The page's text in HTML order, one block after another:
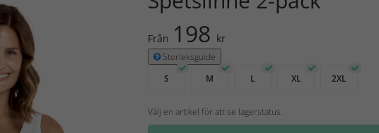
Från 198 kr
Storleksguide
S
M L XL 2XL
Välj en artikel för att se lagerstatus.